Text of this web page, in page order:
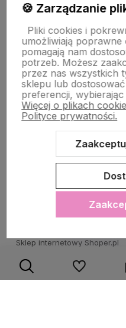
PŁATNOŚĆ I
STRONY
POMOC DLA KLIENTA
Sklep internetowy Shoper.pl
🍪 Zarządzanie
Pliki cookies i
umożliwiają poprawne
pomagają nam
potrzeb. Możesz
przez nas wszystkich
sklepu lub
preferencji,
Więcej o plikach
Polityce prywatności.